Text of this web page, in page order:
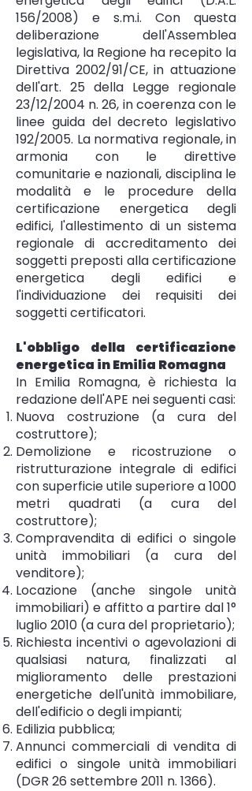
156/2008) e s.m.i. Con questa
deliberazione dell'Assemblea
legislativa, la Regione ha recepito la
Direttiva 2002/91/CE, in attuazione
dell'art. 25 della Legge regionale
23/12/2004 n. 26, in coerenza con le
linee guida del decreto legislativo
192/2005. La normativa regionale, in
armonia con le direttive
comunitarie e nazionali, disciplina le
modalità e le procedure della
certificazione energetica degli
edifici, l'allestimento di un sistema
regionale di accreditamento dei
soggetti preposti alla certificazione
energetica degli edifici e
l'individuazione dei requisiti dei
soggetti certificatori.
L'obbligo della certificazione
energetica in Emilia Romagna
In Emilia Romagna, è richiesta la
redazione dell'APE nei seguenti casi:
Nuova costruzione (a cura del
costruttore);
Demolizione e ricostruzione o
ristrutturazione integrale di edifici
con superficie utile superiore a 1000
metri quadrati (a cura del
costruttore);
Compravendita di edifici o singole
unità immobiliari (a cura del
venditore);
Locazione (anche singole unità
immobiliari) e affitto a partire dal 1°
luglio 2010 (a cura del proprietario);
Richiesta incentivi o agevolazioni di
qualsiasi natura, finalizzati al
miglioramento delle prestazioni
energetiche dell'unità immobiliare,
dell'edificio o degli impianti;
Edilizia pubblica;
Annunci commerciali di vendita di
edifici o singole unità immobiliari
(DGR 26 settembre 2011 n. 1366).